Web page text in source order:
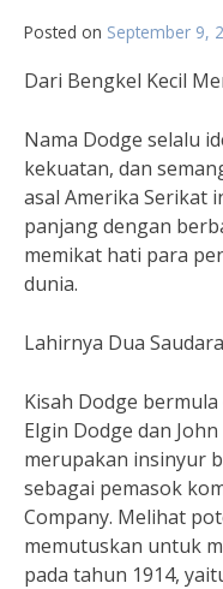
Posted on September 9,
Dari Bengkel Kecil
Nama Dodge selalu
kekuatan, dan
asal Amerika Serikat
panjang dengan
memikat hati para
dunia.
Lahirnya Dua
Kisah Dodge
Elgin Dodge dan
merupakan insinyur
sebagai pemasok
Company. Melihat
memutuskan untuk
pada tahun 1914,